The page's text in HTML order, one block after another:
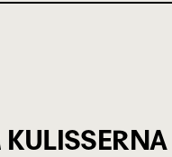
KULISSERNA